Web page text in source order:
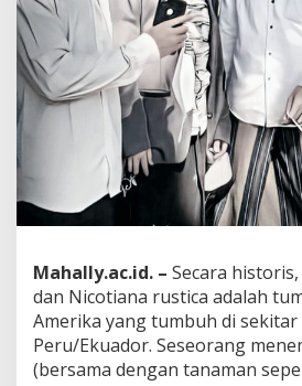
Mahally.ac.id. – Secara
dan Nicotiana rustica adalah
Amerika yang tumbuh di sekitar
Peru/Ekuador. Seseorang
(bersama dengan tanaman